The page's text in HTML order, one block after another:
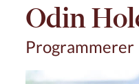
Odin
Programmerer